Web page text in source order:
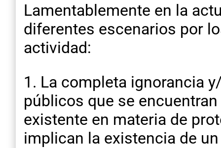
Lamentablemente en la
diferentes escenarios por
actividad:
1. La completa ignorancia
públicos que se
existente en materia de
implican la existencia de